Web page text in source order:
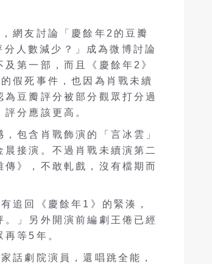
網友討論「慶餘年2的豆瓣
人數減少？」成為微博討論
第一部，而且《慶餘年2》
假死事件，也因為肖戰未續
豆瓣評分被部分觀眾打分過
分應該更高。
包含肖戰飾演的「言冰雲」
接演。不過肖戰未續演第二
》，不敢軋戲，沒有檔期而
追回《慶餘年1》的緊湊，
」另外開演前編劇王倦已經
等5年。
話劇院演員，還唱跳全能，